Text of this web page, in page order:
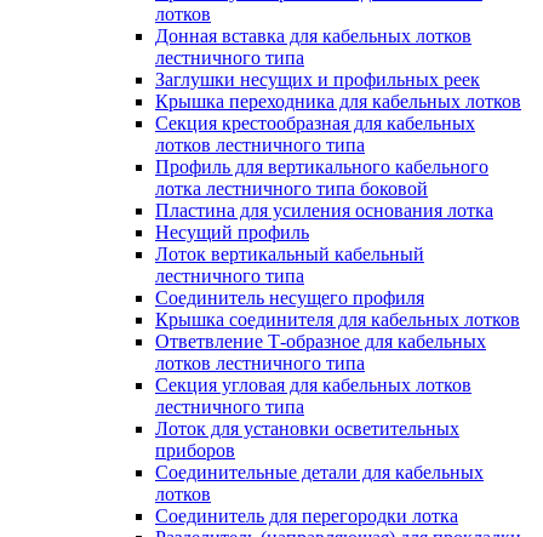
лотков
Донная вставка для кабельных лотков
лестничного типа
Заглушки несущих и профильных реек
Крышка переходника для кабельных лотков
Секция крестообразная для кабельных
лотков лестничного типа
Профиль для вертикального кабельного
лотка лестничного типа боковой
Пластина для усиления основания лотка
Несущий профиль
Лоток вертикальный кабельный
лестничного типа
Соединитель несущего профиля
Крышка соединителя для кабельных лотков
Ответвление Т-образное для кабельных
лотков лестничного типа
Секция угловая для кабельных лотков
лестничного типа
Лоток для установки осветительных
приборов
Соединительные детали для кабельных
лотков
Соединитель для перегородки лотка